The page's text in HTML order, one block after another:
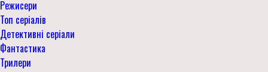
Режисери
Топ серіалів
Детективні серіали
Фантастика
Трилери